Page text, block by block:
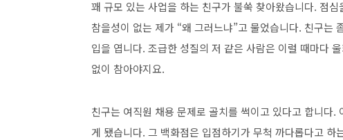
꽤 규모 있는 사업을 하는 친구가 불쑥 찾아왔습니다. 점
참을성이 없는 제가 “왜 그러느냐”고 물었습니다. 친구는
입을 엽니다. 조급한 성질의 저 같은 사람은 이럴 때마다
없이 참아야지요.
친구는 여직원 채용 문제로 골치를 썩이고 있다고 합니다
게 됐습니다. 그 백화점은 입점하기가 무척 까다롭다고